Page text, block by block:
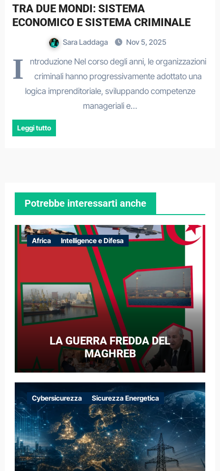
TRA DUE MONDI: SISTEMA
ECONOMICO E SISTEMA CRIMINALE
Sara Laddaga Nov 5, 2025
I
ntroduzione Nel corso degli anni, le organizzazioni
criminali hanno progressivamente adottato una
logica imprenditoriale, sviluppando competenze
manageriali e…
Leggi tutto
Potrebbe interessarti anche
Africa Intelligence e Difesa
LA GUERRA FREDDA DEL
MAGHREB
Cybersicurezza Sicurezza Energetica